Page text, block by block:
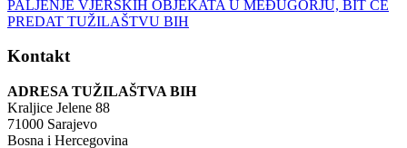
Kontakt
ADRESA TUŽILAŠTVA BIH
Kraljice Jelene 88
71000 Sarajevo
Bosna i Hercegovina